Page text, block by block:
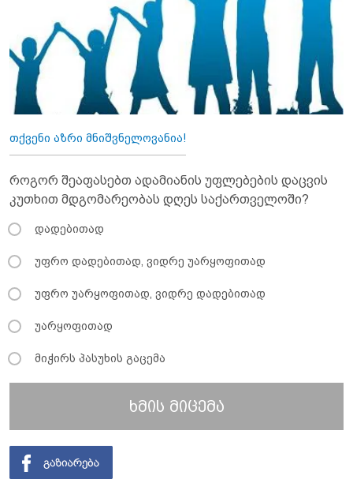
თქვენი აზრი მნიშვნელოვანია!
როგორ შეაფასებთ ადამიანის უფლებების დაცვის
კუთხით მდგომარეობას დღეს საქართველოში?
დადებითად
უფრო დადებითად, ვიდრე უარყოფითად
უფრო უარყოფითად, ვიდრე დადებითად
უარყოფითად
მიჭირს პასუხის გაცემა
ხმის მიცემა